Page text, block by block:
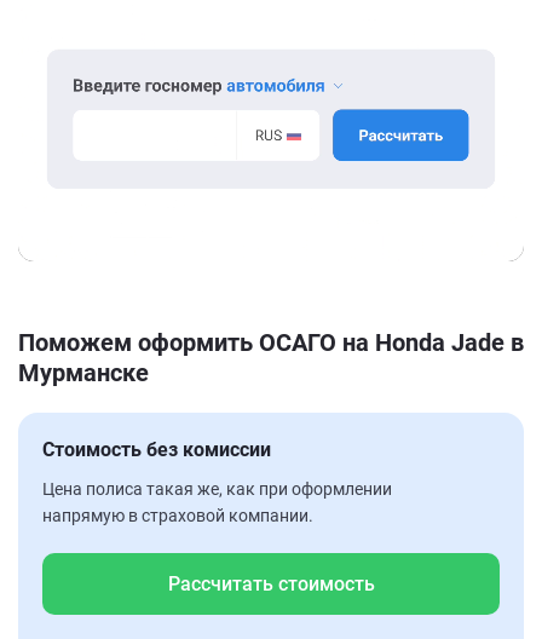
Поможем оформить ОСАГО на Honda Jade в
Мурманске
Стоимость без комиссии
Цена полиса такая же, как при оформлении
напрямую в страховой компании.
Рассчитать стоимость